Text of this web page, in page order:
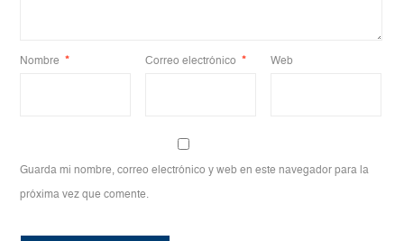
Nombre * Correo electrónico * Web
Guarda mi nombre, correo electrónico y web en este navegador para la
próxima vez que comente.